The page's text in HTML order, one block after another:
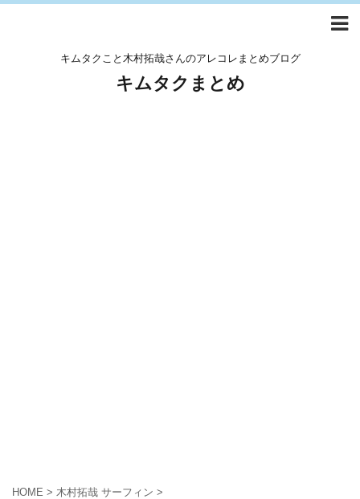
キムタクこと木村拓哉さんのアレコレまとめブログ
キムタクまとめ
HOME > 木村拓哉 サーフィン >